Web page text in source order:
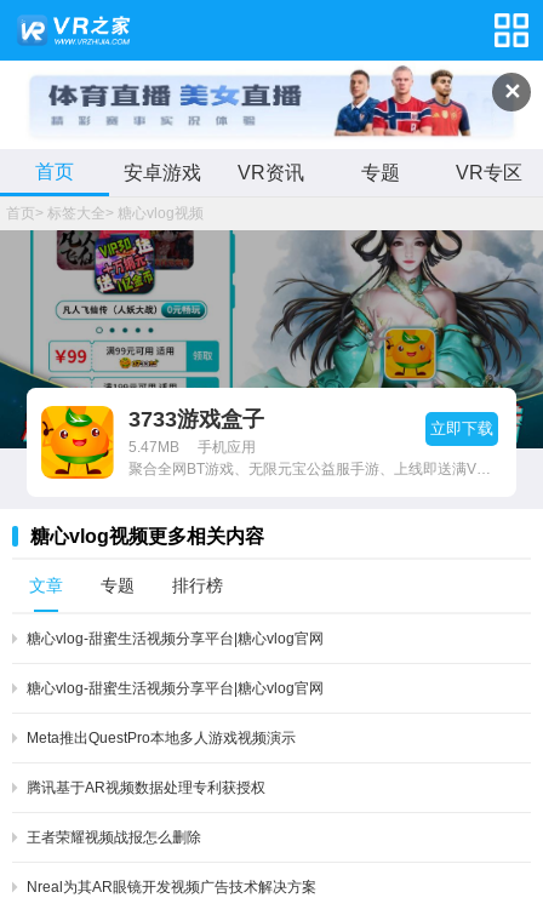
✕
首页 安卓游戏 VR资讯 专题 VR专区
首页> 标签大全> 糖心vlog视频
3733游戏盒子
5.47MB
手机应用
立即下载
糖心vlog视频更多相关内容
文章 专题 排行榜
糖心vlog-甜蜜生活视频分享平台|糖心vlog官网
糖心vlog-甜蜜生活视频分享平台|糖心vlog官网
Meta推出QuestPro本地多人游戏视频演示
腾讯基于AR视频数据处理专利获授权
王者荣耀视频战报怎么删除
Nreal为其AR眼镜开发视频广告技术解决方案